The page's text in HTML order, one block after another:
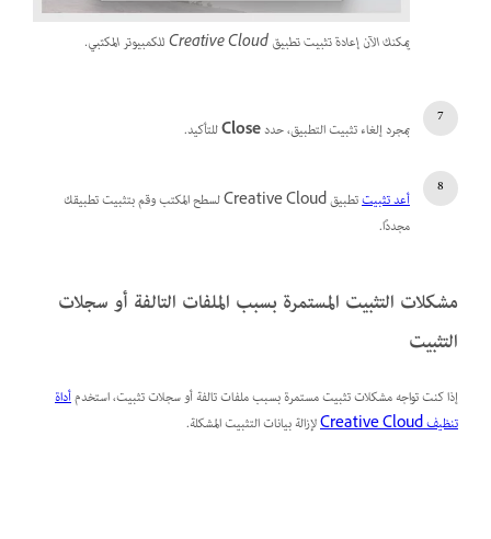
يمكنك الآن إعادة تثبيت تطبيق Creative Cloud للكمبيوتر المكتبي.
بمجرد إلغاء تثبيت التطبيق، حددCloseللتأكيد.
أعد تثبيت
تطبيق Creative Cloud لسطح المكتب وقم بتثبيت تطبيقك
مجددًا.
مشكلات التثبيت المستمرة بسبب الملفات التالفة أو سجلات
التثبيت
إذا كنت تواجه مشكلات تثبيت مستمرة بسبب ملفات تالفة أو سجلات تثبيت، استخدمأداة
تنظيف Creative Cloud
لإزالة بيانات التثبيت المشكلة.